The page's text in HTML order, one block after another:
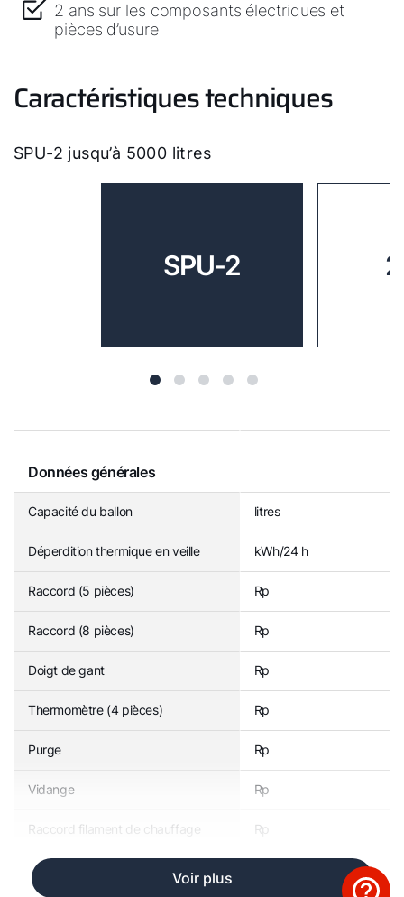
2 ans sur les composants électriques et
pièces d’usure
Caractéristiques techniques
SPU-2 jusqu’à 5000 litres
SPU-2
Données générales
Capacité du ballon litres
Déperdition thermique en veille kWh/24 h
Raccord (5 pièces) Rp
Raccord (8 pièces) Rp
Doigt de gant Rp
Thermomètre (4 pièces) Rp
Purge Rp
Vidange Rp
Raccord filament de chauffage Rp
Voir plus